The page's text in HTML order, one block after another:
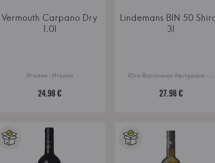
Vermouth Carpano Dry
1.0l
Италия · Италия
24.98 €
Lindemans BIN 50
3l
Юго-Восточная Австралия · Австралия
27.98 €